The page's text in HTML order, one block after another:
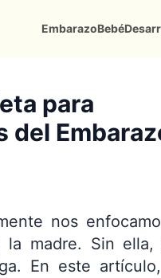
EmbarazoBebé
para
del
nos
madre. Sin
En este